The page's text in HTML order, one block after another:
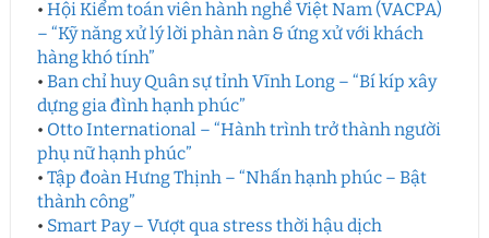
• Hội Kiểm toán viên hành nghề Việt Nam (VACPA)
– “Kỹ năng xử lý lời phàn nàn & ứng xử với khách
hàng khó tính”
• Ban chỉ huy Quân sự tỉnh Vĩnh Long – “Bí kíp xây
dựng gia đình hạnh phúc”
• Otto International – “Hành trình trở thành người
phụ nữ hạnh phúc”
• Tập đoàn Hưng Thịnh – “Nhấn hạnh phúc – Bật
thành công”
• Smart Pay – Vượt qua stress thời hậu dịch